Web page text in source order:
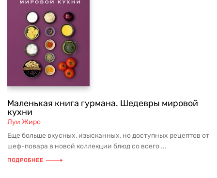
Маленькая книга гурмана. Шедевры мировой
кухни
Луи Жиро
Еще больше вкусных, изысканных, но доступных рецептов от
шеф-повара в новой коллекции блюд со всего ...
ПОДРОБНЕЕ